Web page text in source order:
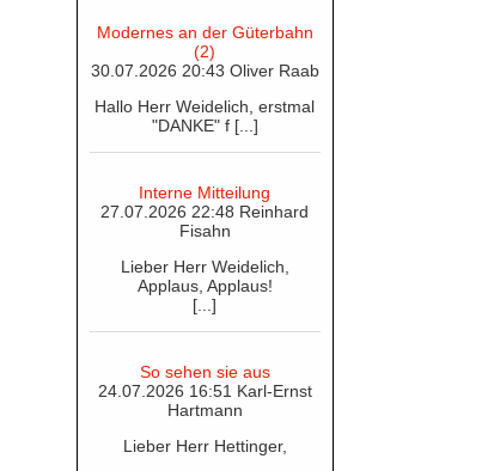
Modernes an der Güterbahn
(2)
30.07.2026 20:43 Oliver Raab
Hallo Herr Weidelich, erstmal
"DANKE" f [...]
Interne Mitteilung
27.07.2026 22:48 Reinhard
Fisahn
Lieber Herr Weidelich,
Applaus, Applaus!
[...]
So sehen sie aus
24.07.2026 16:51 Karl-Ernst
Hartmann
Lieber Herr Hettinger,